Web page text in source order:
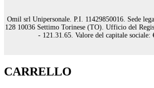
Omil srl Unipersonale. P.I. 11429850016. Sede
128 10036 Settimo Torinese (TO). Ufficio del
- 121.31.65. Valore del capitale sociale:
CARRELLO